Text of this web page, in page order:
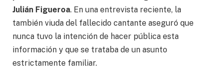
Julián Figueroa. En una entrevista reciente, la
también viuda del fallecido cantante aseguró que
nunca tuvo la intención de hacer pública esta
información y que se trataba de un asunto
estrictamente familiar.